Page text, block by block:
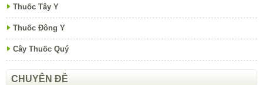
Thuốc Tây Y
Thuốc Đông Y
Cây Thuốc Quý
CHUYÊN ĐỀ